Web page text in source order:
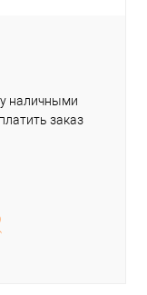
наличными
заказ